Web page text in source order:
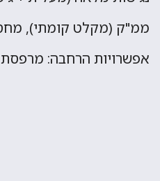
ממ"ק (מקלט קומתי),
אפשרויות הרחבה: